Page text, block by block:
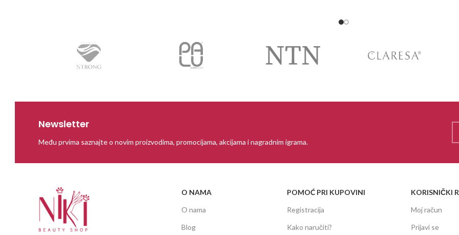
Newsletter
Među prvima saznajte o novim proizvodima, promocijama, akcijama i nagradnim igrama.
O NAMA
O nama
Blog
POMOĆ PRI KUPOVINI
Registracija
Kako naručiti?
KORISNIČKI
Moj račun
Prijavi se